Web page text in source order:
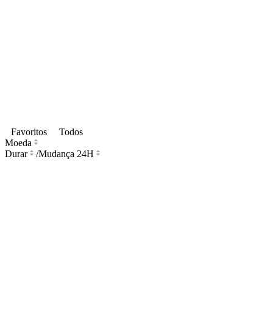
Favoritos
Todos
Moeda
Durar
/Mudança 24H